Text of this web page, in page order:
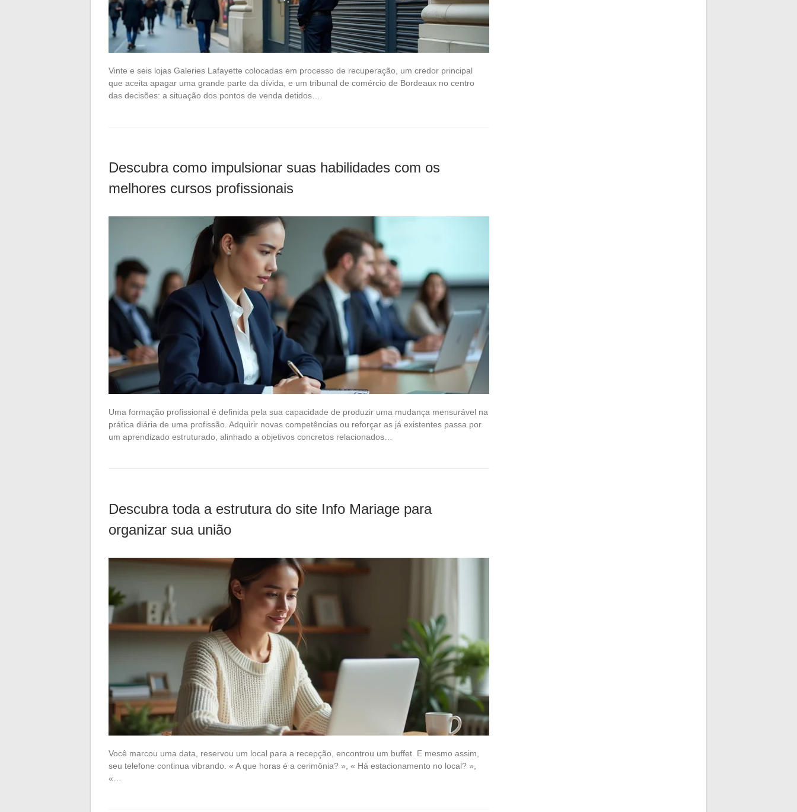
Vinte e seis lojas Galeries Lafayette colocadas em processo de recuperação, um credor principal
que aceita apagar uma grande parte da dívida, e um tribunal de comércio de Bordeaux no centro
das decisões: a situação dos pontos de venda detidos…
Descubra como impulsionar suas habilidades com os
melhores cursos profissionais
Uma formação profissional é definida pela sua capacidade de produzir uma mudança mensurável na
prática diária de uma profissão. Adquirir novas competências ou reforçar as já existentes passa por
um aprendizado estruturado, alinhado a objetivos concretos relacionados…
Descubra toda a estrutura do site Info Mariage para
organizar sua união
Você marcou uma data, reservou um local para a recepção, encontrou um buffet. E mesmo assim,
seu telefone continua vibrando. « A que horas é a cerimônia? », « Há estacionamento no local? »,
«…